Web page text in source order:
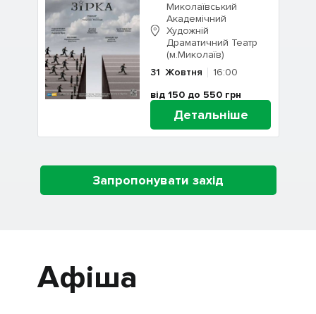
Миколаївський
Академічний
Художній
Драматичний Театр
(м.Миколаїв)
31 Жовтня
16:00
від 150 до 550 грн
Детальніше
Запропонувати захід
Афіша